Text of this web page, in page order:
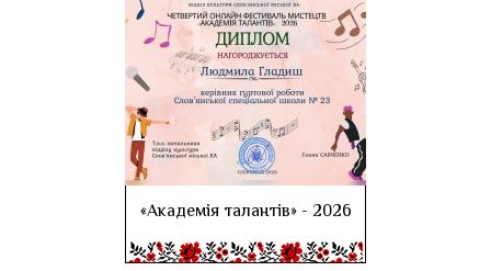
«Академія талантів» - 2026